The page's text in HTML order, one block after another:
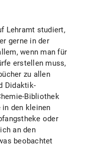
Lehramt studiert,
gerne in der
wenn man für
erstellen muss,
zu allen
Didaktik-
Bibliothek
in den kleinen
oder
an den
beobachtet